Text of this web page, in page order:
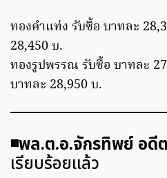
ทองคำแท่ง รับซื้อ บาทละ
28,450 บ.
ทองรูปพรรณ รับซื้อ บาทละ
บาทละ 28,950 บ.
◾️พล.ต.อ.จักรทิพย์ อดี
เรียบร้อยแล้ว